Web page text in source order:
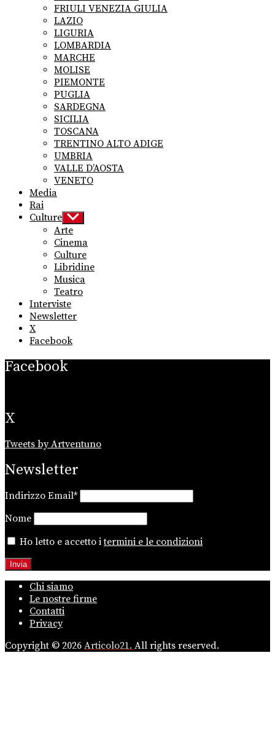
FRIULI VENEZIA GIULIA
LAZIO
LIGURIA
LOMBARDIA
MARCHE
MOLISE
PIEMONTE
PUGLIA
SARDEGNA
SICILIA
TOSCANA
TRENTINO ALTO ADIGE
UMBRIA
VALLE D’AOSTA
VENETO
Media
Rai
Culture Show
sub
menu
Arte
Cinema
Culture
Libridine
Musica
Teatro
Interviste
Newsletter
X
Facebook
Facebook
X
Tweets by Artventuno
Newsletter
Indirizzo Email*
Nome
Ho letto e accetto itermini e le condizioni
Chi siamo
Le nostre firme
Contatti
Privacy
Copyright © 2026 Articolo21. All rights reserved.